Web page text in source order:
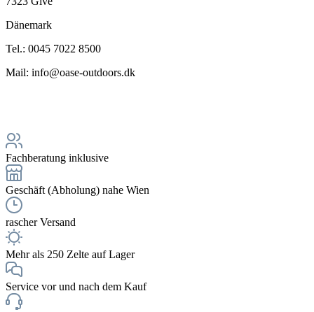
Dänemark
Tel.: 0045 7022 8500
Mail: info@oase-outdoors.dk
Fachberatung inklusive
Geschäft (Abholung) nahe Wien
rascher Versand
Mehr als 250 Zelte auf Lager
Service vor und nach dem Kauf